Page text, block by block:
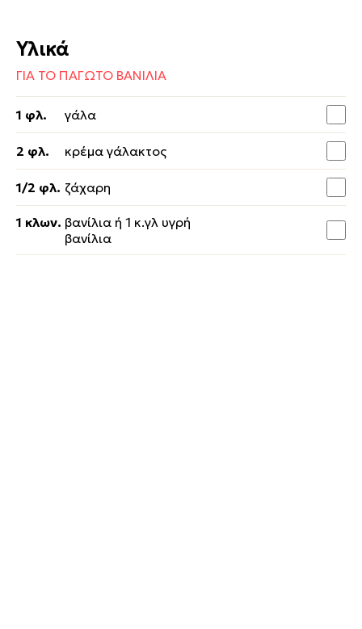
Υλικά
ΓΙΑ ΤΟ ΠΑΓΩΤΟ ΒΑΝΙΛΙΑ
1 φλ. γάλα
2 φλ. κρέμα γάλακτος
1/2 φλ. ζάχαρη
1 κλων. βανίλια ή 1 κ.γλ υγρή
βανίλια